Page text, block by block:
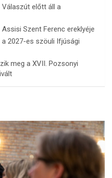
Válaszút előtt áll a
Szent Ferenc ereklyéje
2027-es szöuli Ifjúsági
meg a XVII. Pozsonyi